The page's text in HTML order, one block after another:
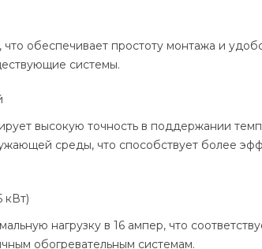
что обеспечивает простоту монтажа и
системы.
высокую точность в поддержании
среды, что способствует более
кВт)
нагрузку в 16 ампер, что
обогревательным системам.